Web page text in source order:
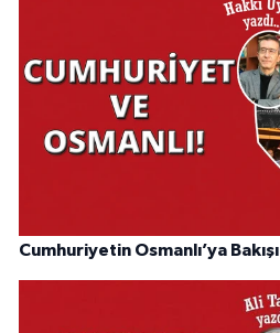
Cumhuriyetin Osmanlı’ya Bakışı